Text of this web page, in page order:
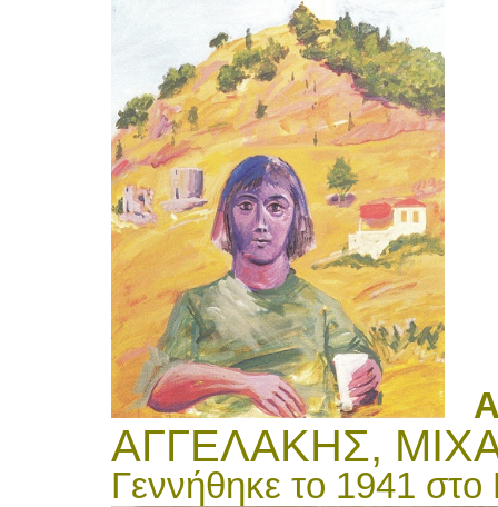
ΑΓΓΕΛΑΚΗΣ,
Γεννήθηκε το 1941